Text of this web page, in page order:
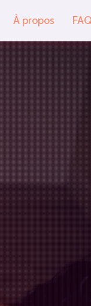
À propos FAQ